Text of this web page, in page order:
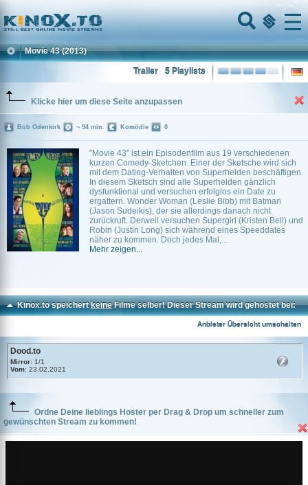
Home
Menu
Movie 43 (2013)
5 Playlists
Trailer
Klicke hier um diese Seite anzupassen
"Movie 43" ist ein Episodenfilm aus 19 verschiedenen
kurzen Comedy-Sketchen. Einer der Sketsche wird sich
mit dem Dating-Verhalten von Superhelden beschäftigen.
In diesem Sketsch sind alle Superhelden gänzlich
dysfunktional und versuchen erfolglos ein Date zu
ergattern. Wonder Woman (Leslie Bibb) mit Batman
(Jason Sudeikis), der sie allerdings danach nicht
zurückruft. Derweil versuchen Supergirl (Kristen Bell) und
Robin (Justin Long) sich während eines Speeddates
näher zu kommen. Doch jedes Mal,...
Mehr zeigen...
Bob Odenkirk ~ 94 min. Komödie 0
Kinox.to speichertkeineFilme selber! Dieser Stream wird gehostet bei:
Anbieter Übersicht umschalten
Dood.to
Mirror: 1/1
Vom: 23.02.2021
Ordne Deine lieblings Hoster per Drag & Drop um schneller zum
gewünschten Stream zu kommen!